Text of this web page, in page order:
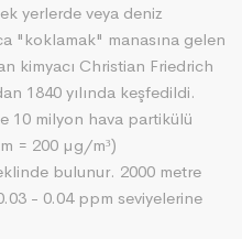
yerlerde veya deniz
"koklamak" manasına gelen
kimyacı Christian Friedrich
1840 yılında keşfedildi.
10 milyon hava partikülü
= 200 µg/m³)
bulunur. 2000 metre
- 0.04 ppm seviyelerine